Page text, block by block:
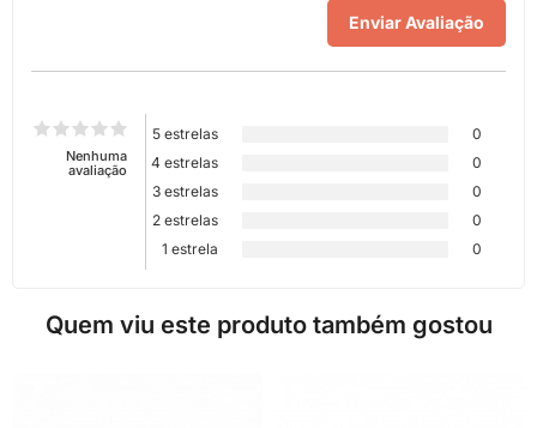
Nenhuma
avaliação
5 estrelas
0
4 estrelas
0
3 estrelas
0
2 estrelas
0
1 estrela
0
Quem viu este produto também gostou